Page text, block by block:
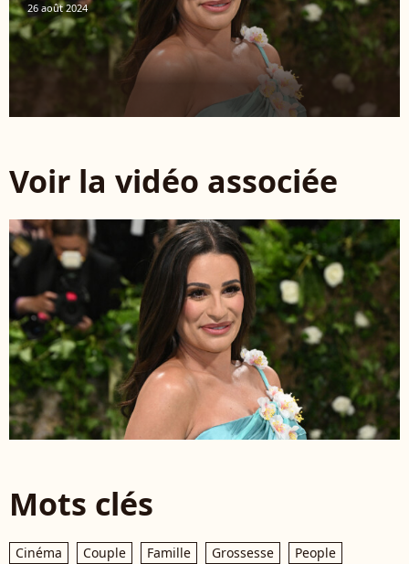
26 août 2024
Voir la vidéo associée
Mots clés
Cinéma Couple Famille Grossesse People